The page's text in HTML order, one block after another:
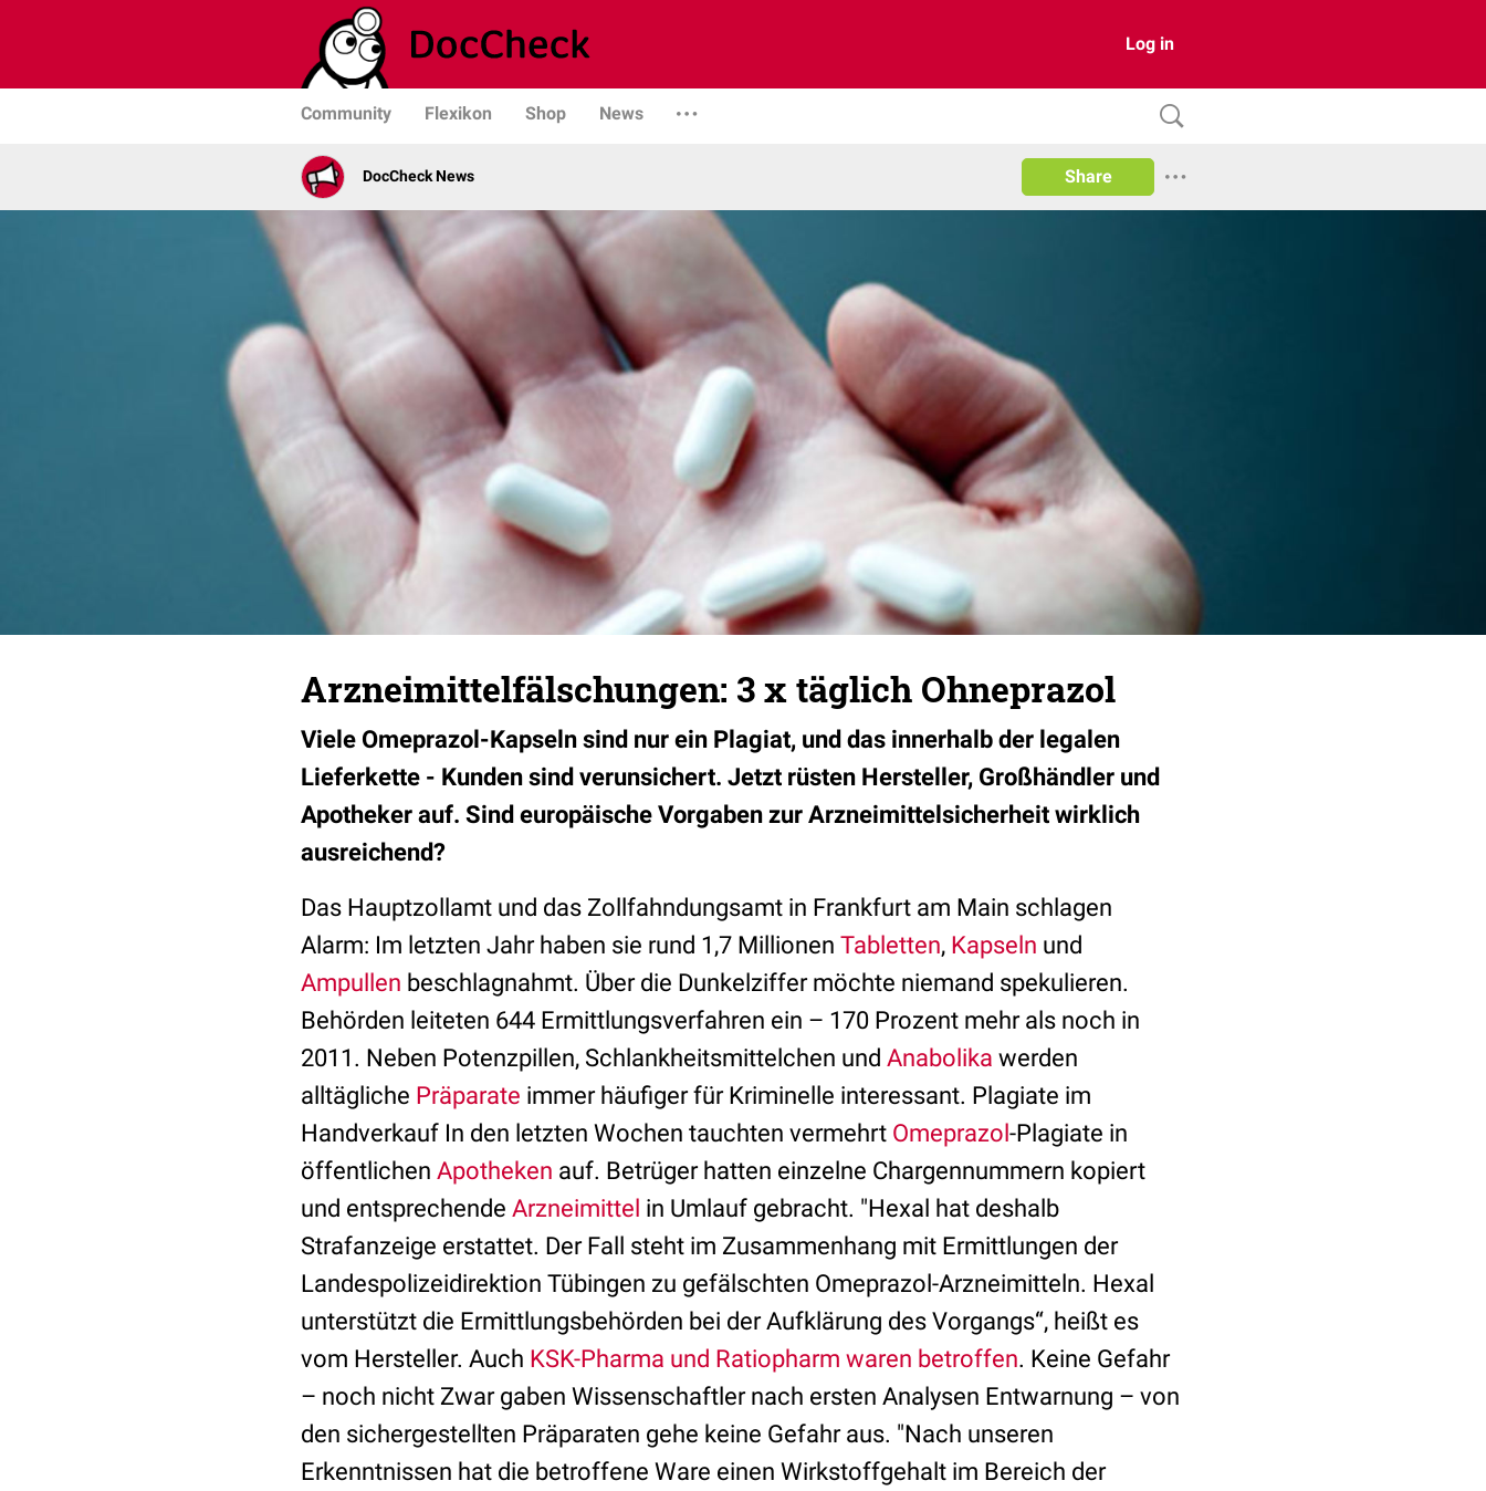
Log in
Community Flexikon Shop News
DocCheck News Share
Arzneimittelfälschungen: 3 x täglich Ohneprazol
Viele Omeprazol-Kapseln sind nur ein Plagiat, und das innerhalb der legalen
Lieferkette - Kunden sind verunsichert. Jetzt rüsten Hersteller, Großhändler und
Apotheker auf. Sind europäische Vorgaben zur Arzneimittelsicherheit wirklich
ausreichend?
Das Hauptzollamt und das Zollfahndungsamt in Frankfurt am Main schlagen
Alarm: Im letzten Jahr haben sie rund 1,7 Millionen Tabletten, Kapseln und
Ampullen beschlagnahmt. Über die Dunkelziffer möchte niemand spekulieren.
Behörden leiteten 644 Ermittlungsverfahren ein – 170 Prozent mehr als noch in
2011. Neben Potenzpillen, Schlankheitsmittelchen und Anabolika werden
alltägliche Präparate immer häufiger für Kriminelle interessant. Plagiate im
Handverkauf In den letzten Wochen tauchten vermehrt Omeprazol-Plagiate in
öffentlichen Apotheken auf. Betrüger hatten einzelne Chargennummern kopiert
und entsprechende Arzneimittel in Umlauf gebracht. "Hexal hat deshalb
Strafanzeige erstattet. Der Fall steht im Zusammenhang mit Ermittlungen der
Landespolizeidirektion Tübingen zu gefälschten Omeprazol-Arzneimitteln. Hexal
unterstützt die Ermittlungsbehörden bei der Aufklärung des Vorgangs“, heißt es
vom Hersteller. Auch KSK-Pharma und Ratiopharm waren betroffen. Keine Gefahr
– noch nicht Zwar gaben Wissenschaftler nach ersten Analysen Entwarnung – von
den sichergestellten Präparaten gehe keine Gefahr aus. "Nach unseren
Erkenntnissen hat die betroffene Ware einen Wirkstoffgehalt im Bereich der